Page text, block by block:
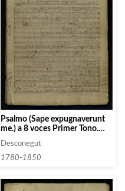
Psalmo (Sape expugnaverunt
me.) a 8 voces Primer Tono.
exaltatum ets.)2o tono a 8
voces.
Desconegut
1780-1850